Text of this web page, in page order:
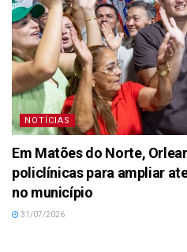
NOTÍCIAS
Em Matões do Norte,
policlínicas para ampliar
no município
31/07/2026